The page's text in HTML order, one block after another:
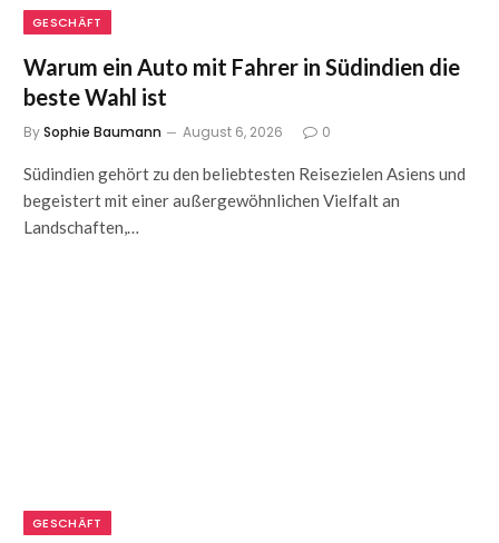
GESCHÄFT
Warum ein Auto mit Fahrer in Südindien die
beste Wahl ist
BySophie Baumann August 6, 2026 0
Südindien gehört zu den beliebtesten Reisezielen Asiens und
begeistert mit einer außergewöhnlichen Vielfalt an
Landschaften,…
GESCHÄFT